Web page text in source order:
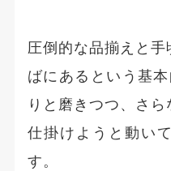
圧倒的な品揃えと
ばにあるという基
りと磨きつつ、さ
仕掛けようと動い
す。